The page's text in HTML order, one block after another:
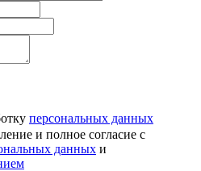
персональных данных
и полное согласие с
данных и